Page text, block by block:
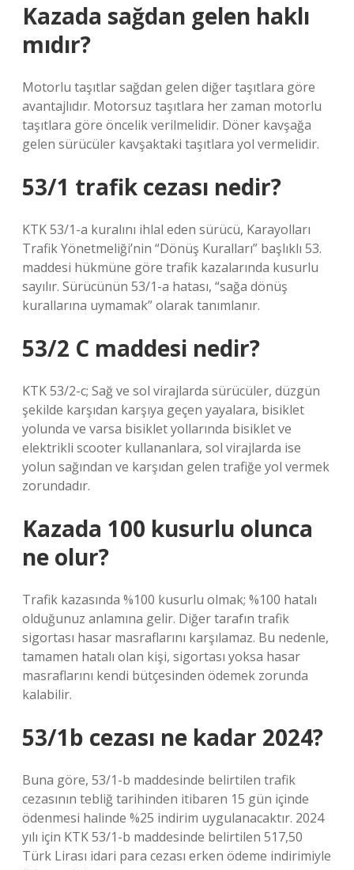
Kazada sağdan gelen haklı
mıdır?
Motorlu taşıtlar sağdan gelen diğer taşıtlara göre
avantajlıdır. Motorsuz taşıtlara her zaman motorlu
taşıtlara göre öncelik verilmelidir. Döner kavşağa
gelen sürücüler kavşaktaki taşıtlara yol vermelidir.
53/1 trafik cezası nedir?
KTK 53/1-a kuralını ihlal eden sürücü, Karayolları
Trafik Yönetmeliği’nin “Dönüş Kuralları” başlıklı 53.
maddesi hükmüne göre trafik kazalarında kusurlu
sayılır. Sürücünün 53/1-a hatası, “sağa dönüş
kurallarına uymamak” olarak tanımlanır.
53/2 C maddesi nedir?
KTK 53/2-c; Sağ ve sol virajlarda sürücüler, düzgün
şekilde karşıdan karşıya geçen yayalara, bisiklet
yolunda ve varsa bisiklet yollarında bisiklet ve
elektrikli scooter kullananlara, sol virajlarda ise
yolun sağından ve karşıdan gelen trafiğe yol vermek
zorundadır.
Kazada 100 kusurlu olunca
ne olur?
Trafik kazasında %100 kusurlu olmak; %100 hatalı
olduğunuz anlamına gelir. Diğer tarafın trafik
sigortası hasar masraflarını karşılamaz. Bu nedenle,
tamamen hatalı olan kişi, sigortası yoksa hasar
masraflarını kendi bütçesinden ödemek zorunda
kalabilir.
53/1b cezası ne kadar 2024?
Buna göre, 53/1-b maddesinde belirtilen trafik
cezasının tebliğ tarihinden itibaren 15 gün içinde
ödenmesi halinde %25 indirim uygulanacaktır. 2024
yılı için KTK 53/1-b maddesinde belirtilen 517,50
Türk Lirası idari para cezası erken ödeme indirimiyle